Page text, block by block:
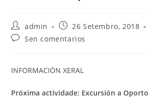
Autor
da
entrada:
admin
Publicación
da
entrada:
26 Setembro, 2018
Comentarios
Sen comentarios
INFORMACIÓN XERAL
Próxima actividade: Excursión a